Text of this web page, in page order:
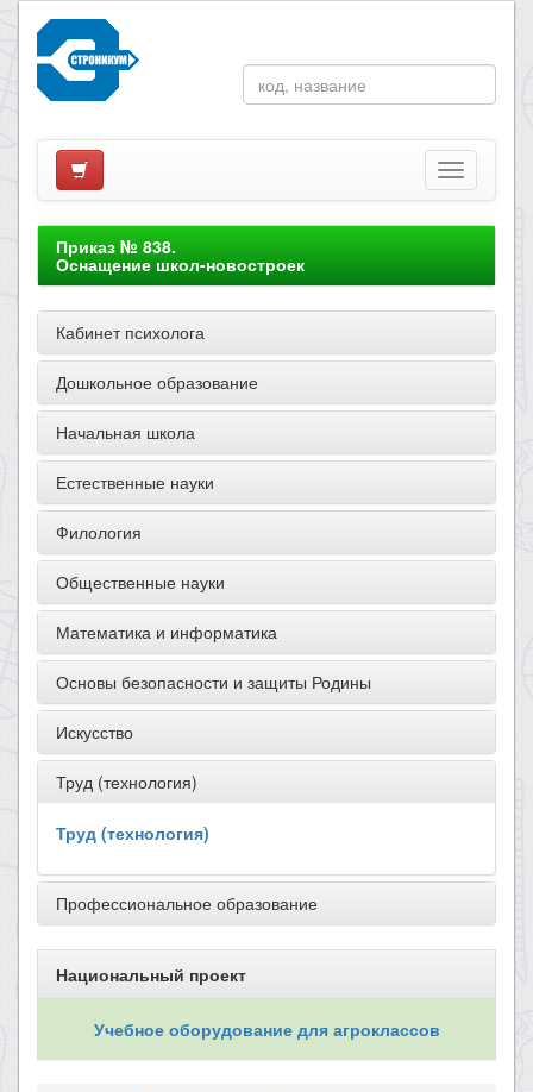
Приказ № 838.
Оснащение школ-новостроек
Кабинет психолога
Дошкольное образование
Начальная школа
Естественные науки
Филология
Общественные науки
Математика и информатика
Основы безопасности и защиты Родины
Искусство
Труд (технология)
Труд (технология)
Профессиональное образование
Национальный проект
Учебное оборудование для агроклассов